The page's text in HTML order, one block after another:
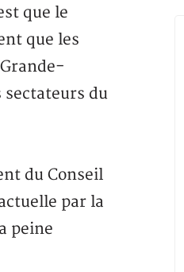
que le
que les
du
du Conseil
par la
peine